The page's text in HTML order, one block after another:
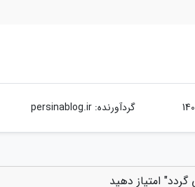
گردآورنده:persinablog.ir